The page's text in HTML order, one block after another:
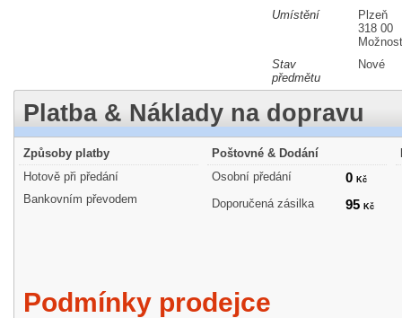
Umístění
Plzeň
318 00
Stav
předmětu
Nové
Platba & Náklady na dopravu
Způsoby platby
Hotově při předání
Bankovním převodem
Poštovné & Dodání
Osobní předání
0 Kč
Doporučená zásilka 95 Kč
Podmínky prodejce